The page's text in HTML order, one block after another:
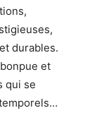
durables.
et
qui se